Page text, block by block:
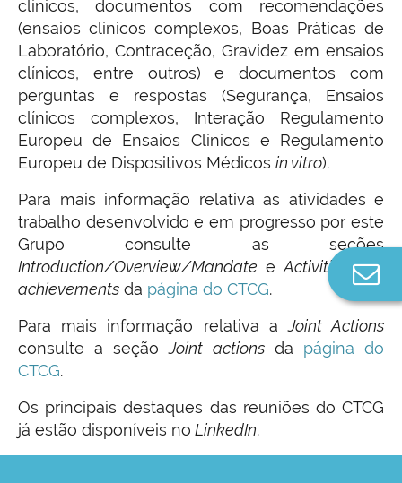
clínicos, documentos com recomendações
(ensaios clínicos complexos, Boas Práticas de
Laboratório, Contraceção, Gravidez em ensaios
clínicos, entre outros) e documentos com
perguntas e respostas (Segurança, Ensaios
clínicos complexos, Interação Regulamento
Europeu de Ensaios Clínicos e Regulamento
Europeu de Dispositivos Médicos in vitro).
Para mais informação relativa as atividades e
trabalho desenvolvido e em progresso por este
Grupo consulte as seções
Introduction/Overview/Mandate e Activities and
achievements da página do CTCG.
Para mais informação relativa aJoint Actions
consulte a seçãoJoint actionsda página do
CTCG.
Os principais destaques das reuniões do CTCG
já estão disponíveis no LinkedIn.